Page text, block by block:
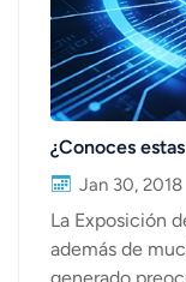
¿Conoces
Jan 30, 2018
La Exposición
además de
generado